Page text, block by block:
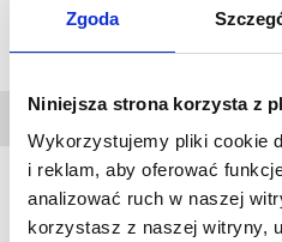
Zgoda
Niniejsza strona korzysta z
Wykorzystujemy pliki cookie
i reklam, aby oferować
analizować ruch w naszej
korzystasz z naszej witryny,
DANE
WYDRUK: